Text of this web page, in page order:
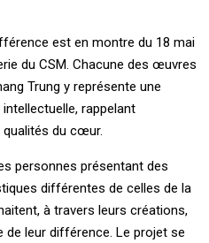
est en montre du 18 mai
du CSM. Chacune des œuvres
Trung y représente une
rappelant
qualités du cœur.
personnes présentant des
différentes de celles de la
à travers leurs créations,
de leur différence. Le projet se